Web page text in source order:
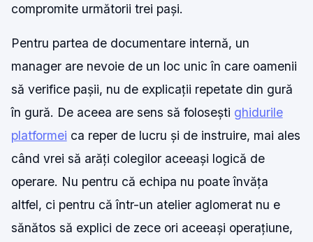
compromite următorii trei pași.
Pentru partea de documentare internă, un
manager are nevoie de un loc unic în care oamenii
să verifice pașii, nu de explicații repetate din gură
în gură. De aceea are sens să folosești ghidurile
platformei ca reper de lucru și de instruire, mai ales
când vrei să arăți colegilor aceeași logică de
operare. Nu pentru că echipa nu poate învăța
altfel, ci pentru că într-un atelier aglomerat nu e
sănătos să explici de zece ori aceeași operațiune,